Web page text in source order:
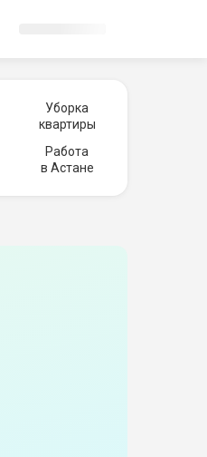
Уборка
квартиры
Работа
в Астане